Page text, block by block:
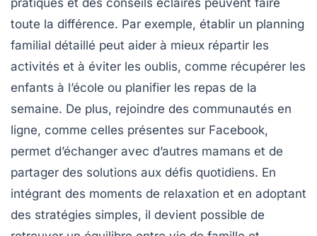
pratiques et des conseils éclairés peuvent faire
toute la différence. Par exemple, établir un planning
familial détaillé peut aider à mieux répartir les
activités et à éviter les oublis, comme récupérer les
enfants à l’école ou planifier les repas de la
semaine. De plus, rejoindre des communautés en
ligne, comme celles présentes sur Facebook,
permet d’échanger avec d’autres mamans et de
partager des solutions aux défis quotidiens. En
intégrant des moments de relaxation et en adoptant
des stratégies simples, il devient possible de